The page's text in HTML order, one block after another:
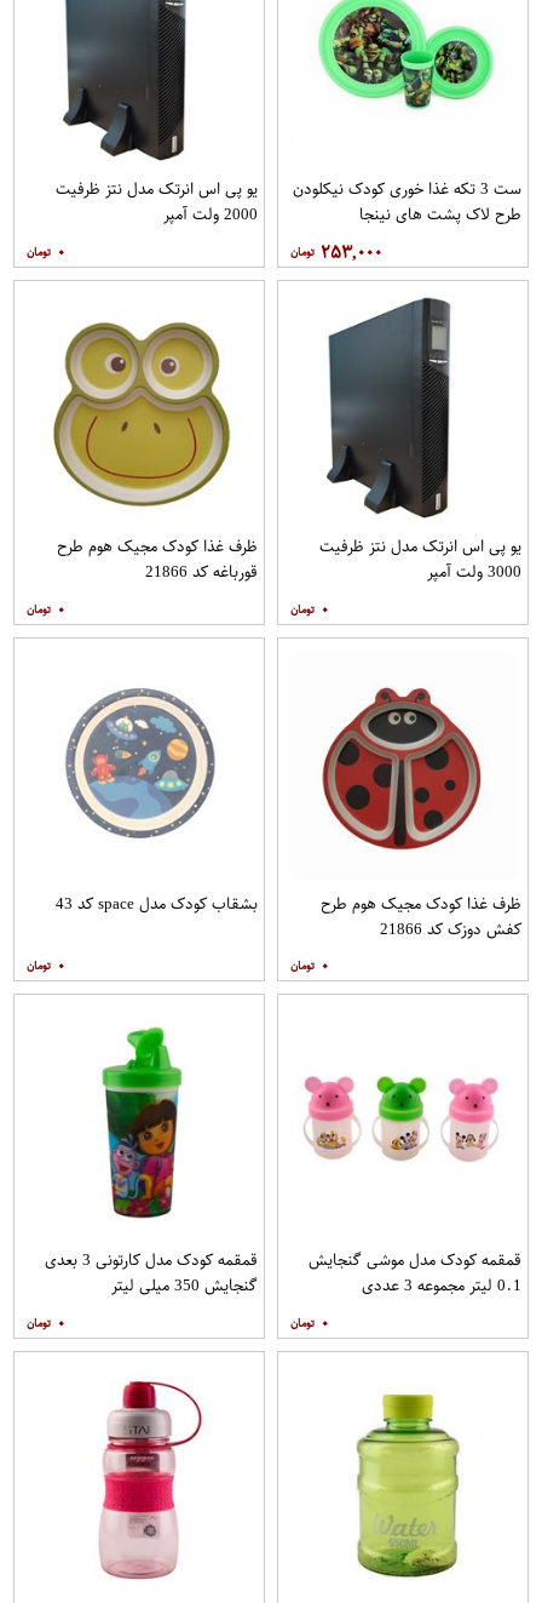
ست 3 تکه غذا خوری کودک نیکلودن
طرح لاک پشت های نینجا
۲۵۳,۰۰۰
یو پی اس انرتک مدل نتز ظرفیت
2000 ولت آمپر
۰
یو پی اس انرتک مدل نتز ظرفیت
3000 ولت آمپر
۰
ظرف غذا کودک مجیک هوم طرح
قورباغه کد 21866
۰
ظرف غذا کودک مجیک هوم طرح
کفش دوزک کد 21866
۰
بشقاب کودک مدل space کد 43
۰
قمقمه کودک مدل موشی گنجایش
0.1 لیتر مجموعه 3 عددی
۰
قمقمه کودک مدل کارتونی 3 بعدی
گنجایش 350 میلی لیتر
۰